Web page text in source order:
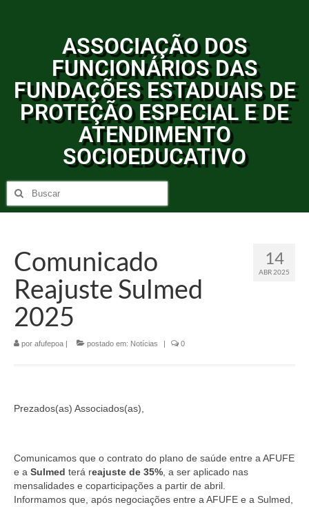
ASSOCIAÇÃO DOS
FUNCIONÁRIOS DAS
FUNDAÇÕES ESTADUAIS DE
PROTEÇÃO ESPECIAL E DE
ATENDIMENTO
SOCIOEDUCATIVO
14
ABR 2025
Comunicado
Reajuste Sulmed
2025
por afufepoa postado em: Notícias 0
Prezados(as) Associados(as),
Comunicamos que o contrato do plano de saúde entre a AFUFE
e a Sulmed terá reajuste de 35%, a ser aplicado nas
mensalidades e coparticipações a partir de abril.
Informamos que, após negociações entre a AFUFE e a Sulmed,